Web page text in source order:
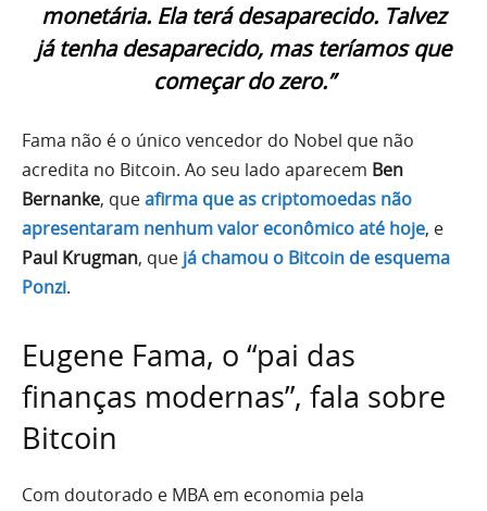
monetária. Ela terá desaparecido. Talvez
já tenha desaparecido, mas teríamos que
começar do zero.”
Fama não é o único vencedor do Nobel que não
acredita no Bitcoin. Ao seu lado aparecem Ben
Bernanke, queafirma que as criptomoedas não
apresentaram nenhum valor econômico até hoje, e
Paul Krugman, que já chamou o Bitcoin de esquema
Ponzi.
Eugene Fama, o “pai das
finanças modernas”, fala sobre
Bitcoin
Com doutorado e MBA em economia pela